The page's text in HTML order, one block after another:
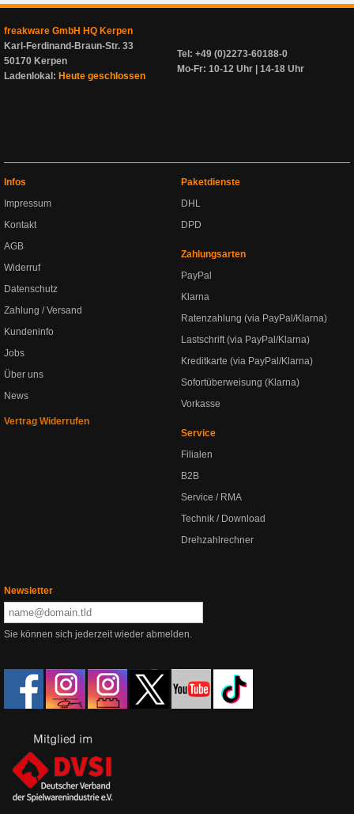
freakware GmbH HQ Kerpen
Karl-Ferdinand-Braun-Str. 33
50170 Kerpen
Ladenlokal: Heute geschlossen
Tel: +49 (0)2273-60188-0
Mo-Fr: 10-12 Uhr | 14-18 Uhr
Infos
Impressum
Kontakt
AGB
Widerruf
Datenschutz
Zahlung / Versand
Kundeninfo
Jobs
Über uns
News
Vertrag Widerrufen
Paketdienste
DHL
DPD
Zahlungsarten
PayPal
Klarna
Ratenzahlung (via PayPal/Klarna)
Lastschrift (via PayPal/Klarna)
Kreditkarte (via PayPal/Klarna)
Sofortüberweisung (Klarna)
Vorkasse
Service
Filialen
B2B
Service / RMA
Technik / Download
Drehzahlrechner
Newsletter
Sie können sich jederzeit wieder abmelden.